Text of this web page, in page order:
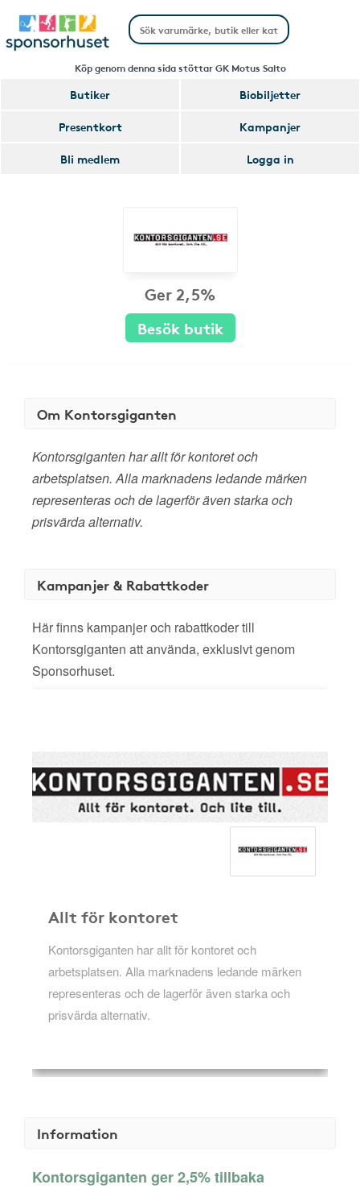
Köp genom denna sida stöttar GK Motus Salto
Butiker
Biobiljetter
Presentkort
Kampanjer
Bli medlem
Logga in
Ger 2,5%
Besök butik
Om Kontorsgiganten
Kontorsgiganten har allt för kontoret och
arbetsplatsen. Alla marknadens ledande märken
representeras och de lagerför även starka och
prisvärda alternativ.
Kampanjer & Rabattkoder
Här finns kampanjer och rabattkoder till
Kontorsgiganten att använda, exklusivt genom
Sponsorhuset.
Allt för kontoret
Kontorsgiganten har allt för kontoret och
arbetsplatsen. Alla marknadens ledande märken
representeras och de lagerför även starka och
prisvärda alternativ.
Information
Kontorsgiganten ger 2,5% tillbaka